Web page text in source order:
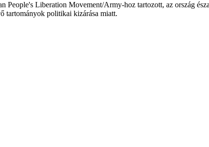
Liberation Movement/Army-hoz tartozott, az ország
tartományok politikai kizárása miatt.